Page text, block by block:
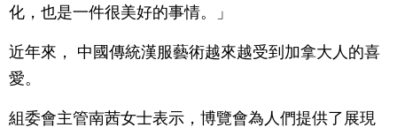
化，也是一件很美好的事情。」
近年來， 中國傳統漢服藝術越來越受到加拿大人的喜
愛。
組委會主管南茜女士表示，博覽會為人們提供了展現